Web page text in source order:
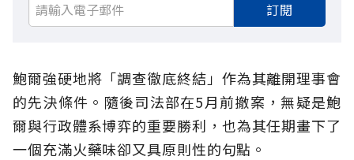
訂閱
鮑爾強硬地將「調查徹底終結」作為其離開理事會
的先決條件。隨後司法部在5月前撤案，無疑是鮑
爾與行政體系博弈的重要勝利，也為其任期畫下了
一個充滿火藥味卻又具原則性的句點。